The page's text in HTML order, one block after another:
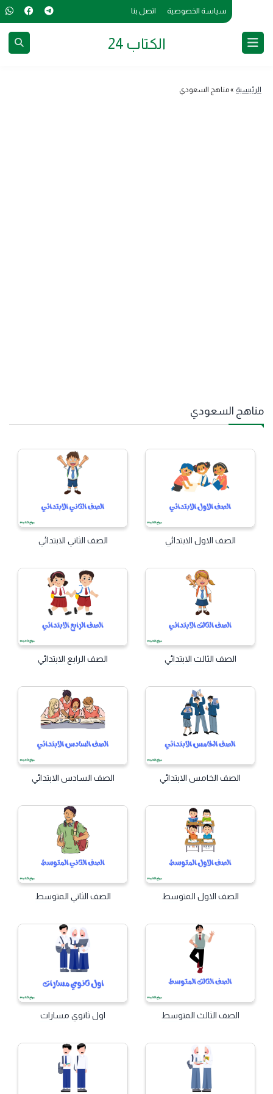
سياسة الخصوصية اتصل بنا
الكتاب 24
الرئيسية »مناهج السعودي
مناهج السعودي
الصف الاول الابتدائي الصف الثاني الابتدائي
الصف الثالث الابتدائي الصف الرابع الابتدائي
الصف الخامس الابتدائي الصف السادس الابتدائي
الصف الاول المتوسط الصف الثاني المتوسط
الصف الثالث المتوسط اول ثانوي مسارات